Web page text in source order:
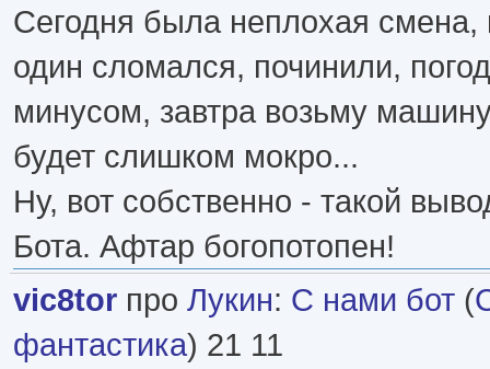
Сегодня была неплохая смена,
один сломался, починили,
минусом, завтра возьму
будет слишком мокро...
Ну, вот собственно - такой
Бота. Афтар богопотопен!
vic8tor про Лукин: С нами бот (
фантастика) 21 11